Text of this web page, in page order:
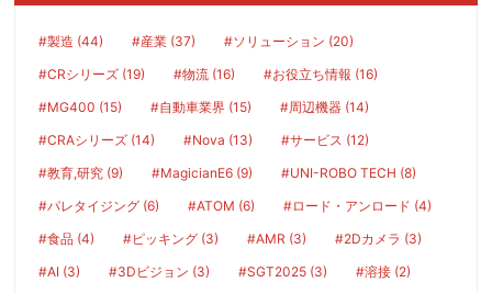
#製造 (44) #産業 (37)
#ソリューション (20)
#CRシリーズ (19)
#物流 (16)
#お役立ち情報 (16)
#MG400 (15)
#自動車業界 (15)
#周辺機器 (14)
#CRAシリーズ (14)
#Nova (13)
#サービス (12)
#教育,研究 (9)
#MagicianE6 (9)
#UNI-ROBO TECH (8)
#パレタイジング (6)
#ATOM (6)
#ロード・アンロード (4)
#食品 (4)
#ピッキング (3) #AMR (3)
#2Dカメラ (3)
#AI (3)
#3Dビジョン (3) #SGT2025 (3)
#溶接 (2)